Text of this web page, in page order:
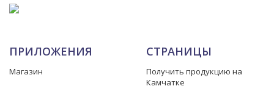
ПРИЛОЖЕНИЯ
Магазин
СТРАНИЦЫ
Получить продукцию на
Камчатке